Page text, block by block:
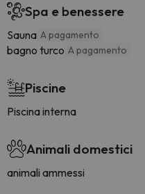
Spa e benessere
Sauna A pagamento
bagno turco A pagamento
Piscine
Piscina interna
Animali domestici
animali ammessi